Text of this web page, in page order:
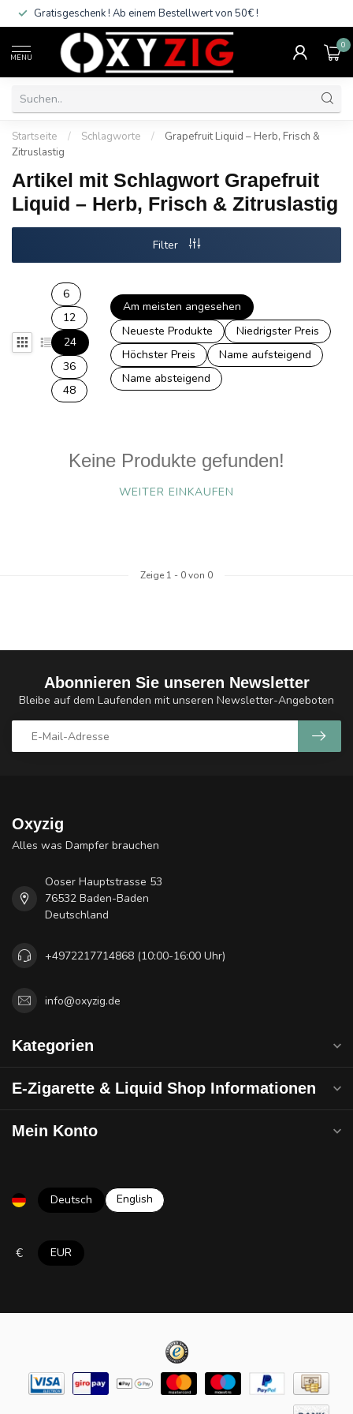
Gratisgeschenk ! Ab einem Bestellwert von 50€ !
MENU
0
Startseite / Schlagworte /
Grapefruit Liquid – Herb, Frisch &
Zitruslastig
Artikel mit Schlagwort Grapefruit
Liquid – Herb, Frisch & Zitruslastig
Filter
6
12
24
36
48
Am meisten angesehen
Neueste Produkte
Niedrigster Preis
Höchster Preis
Name aufsteigend
Name absteigend
Keine Produkte gefunden!
WEITER EINKAUFEN
Zeige 1 - 0von 0
Abonnieren Sie unseren Newsletter
Bleibe auf dem Laufenden mit unseren Newsletter-Angeboten
Oxyzig
Alles was Dampfer brauchen
Ooser Hauptstrasse 53
76532 Baden-Baden
Deutschland
+4972217714868 (10:00-16:00 Uhr)
info@oxyzig.de
Kategorien
E-Zigarette & Liquid Shop Informationen
Mein Konto
Deutsch English
€ EUR